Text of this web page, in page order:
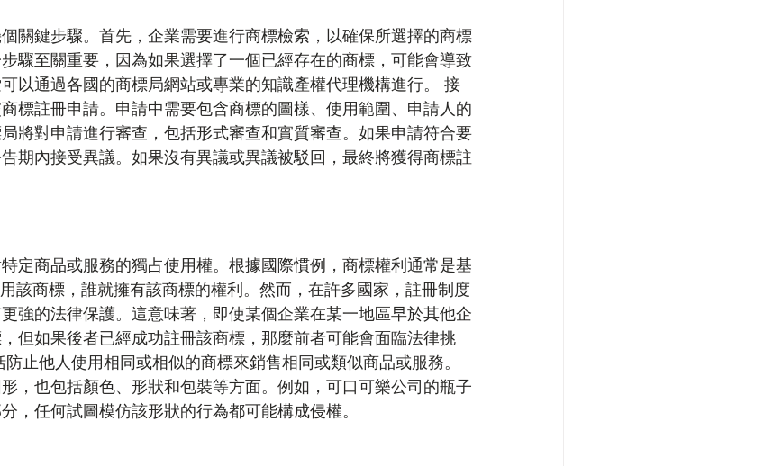
關鍵步驟。首先，企業需要進行商標檢索，以確保所選擇的商標
驟至關重要，因為如果選擇了一個已經存在的商標，可能會導致
以通過各國的商標局網站或專業的知識產權代理機構進行。 接
標註冊申請。申請中需要包含商標的圖樣、使用範圍、申請人的
將對申請進行審查，包括形式審查和實質審查。如果申請符合要
期內接受異議。如果沒有異議或異議被駁回，最終將獲得商標註
定商品或服務的獨占使用權。根據國際慣例，商標權利通常是基
該商標，誰就擁有該商標的權利。然而，在許多國家，註冊制度
強的法律保護。這意味著，即使某個企業在某一地區早於其他企
但如果後者已經成功註冊該商標，那麼前者可能會面臨法律挑
止他人使用相同或相似的商標來銷售相同或類似商品或服務。
，也包括顏色、形狀和包裝等方面。例如，可口可樂公司的瓶子
，任何試圖模仿該形狀的行為都可能構成侵權。